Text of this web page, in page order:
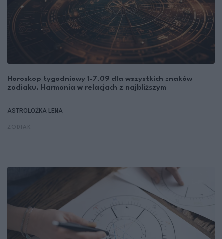
Horoskop tygodniowy 1-7.09 dla wszystkich znaków
zodiaku. Harmonia w relacjach z najbliższymi
ASTROLOŻKA LENA